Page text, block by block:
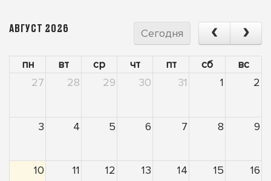
АВГУСТ 2026 Сегодня
пн вт ср чт пт сб
вс
27
28 29 30 31 1 2
3 4 5 6 7 8 9
10 11 12 13 14 15 16